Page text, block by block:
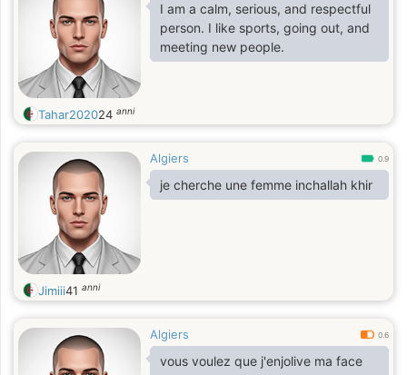
I am a calm, serious, and respectful
person. I like sports, going out, and
meeting new people.
Tahar202024 anni
Algiers 0.9
je cherche une femme inchallah khir
Jimiii41 anni
Algiers 0.6
vous voulez que j'enjolive ma face